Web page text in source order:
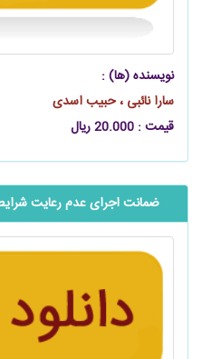
نویسنده (ها) :
سارا نائبی ، حبیب اسدی
قیمت : 20.000 ریال
ضمانت اجرای عدم رعایت